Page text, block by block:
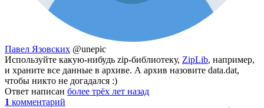
Павел Язовских @unepic
Используйте какую-нибудь zip-библиотеку, ZipLib, например,
и храните все данные в архиве. А архив назовите data.dat,
чтобы никто не догадался :)
Ответ написан более трёх лет назад
1 комментарий